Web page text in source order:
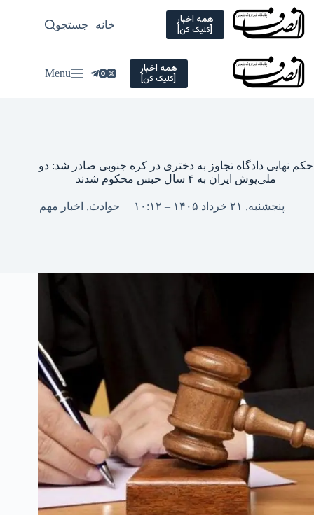
Skip
content
همه اخبار
[کلیک کن] خانه سیاسی
جستجو
همه اخبار
[کلیک کن] Menu
حکم نهایی دادگاه تجاوز به دختری در کره جنوبی صادر شد: دو
ملی‌پوش ایران به ۴ سال حبس محکوم شدند
پنجشنبه, ۲۱ خرداد ۱۴۰۵ – ۱۰:۱۲ حوادث, اخبار مهم